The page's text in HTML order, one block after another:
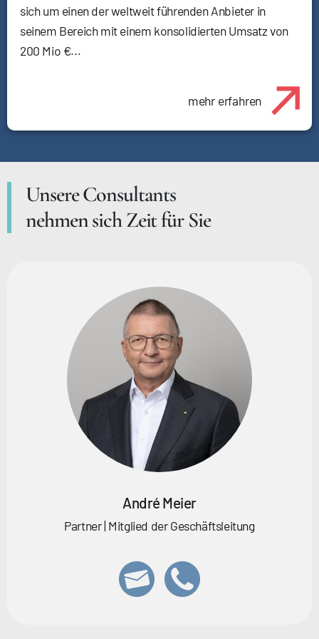
sich um einen der weltweit führenden Anbieter in
seinem Bereich mit einem konsolidierten Umsatz von
200 Mio €...
mehr erfahren
Unsere Consultants
nehmen sich Zeit für Sie
André Meier
Partner | Mitglied der Geschäftsleitung